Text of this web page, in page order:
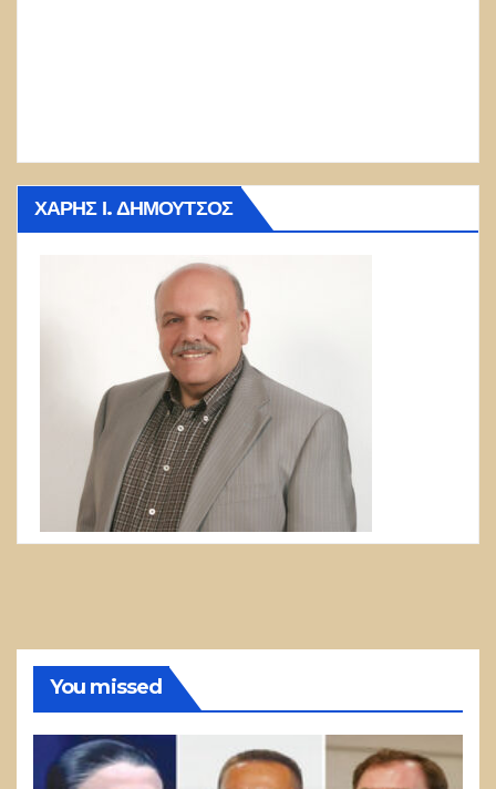
ΧΆΡΗΣ Ι. ΔΗΜΟΎΤΣΟΣ
You missed